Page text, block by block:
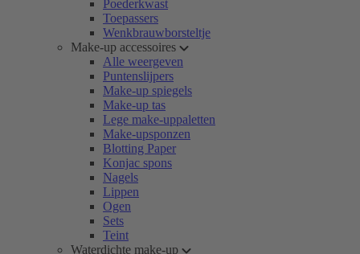
Poederkwast
Toepassers
Wenkbrauwborsteltje
Make-up accessoires
Alle weergeven
Puntenslijpers
Make-up spiegels
Make-up tas
Lege make-uppaletten
Make-upsponzen
Blotting Paper
Konjac spons
Nagels
Lippen
Ogen
Sets
Teint
Waterdichte make-up